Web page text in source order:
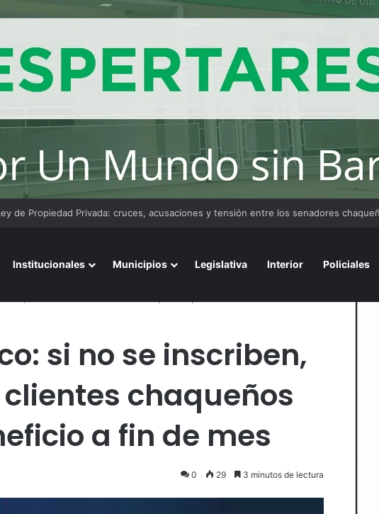
convoca a emprendedores locales para competir en «Emprendimiento
Institucionales Municipios Legislativa Interior Policiales
si no se inscriben,
clientes chaqueños
a fin de mes
0 29 3 minutos de lectura